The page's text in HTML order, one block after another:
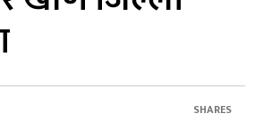
SHARES